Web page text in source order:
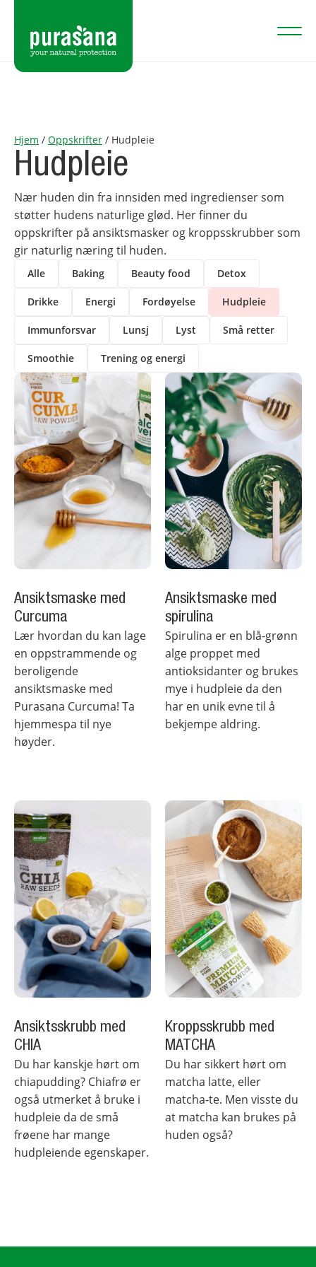
Hjem / Oppskrifter / Hudpleie
Hudpleie
Nær huden din fra innsiden med ingredienser som
støtter hudens naturlige glød. Her finner du
oppskrifter på ansiktsmasker og kroppsskrubber som
gir naturlig næring til huden.
Alle Baking Beauty food Detox
Drikke Energi Fordøyelse Hudpleie
Immunforsvar Lunsj Lyst Små retter
Smoothie Trening og energi
Ansiktsmaske med
Curcuma
Lær hvordan du kan lage
en oppstrammende og
beroligende
ansiktsmaske med
Purasana Curcuma! Ta
hjemmespa til nye
høyder.
Ansiktsmaske med
spirulina
Spirulina er en blå-grønn
alge proppet med
antioksidanter og brukes
mye i hudpleie da den
har en unik evne til å
bekjempe aldring.
Ansiktsskrubb med
CHIA
Du har kanskje hørt om
chiapudding? Chiafrø er
også utmerket å bruke i
hudpleie da de små
frøene har mange
hudpleiende egenskaper.
Kroppsskrubb med
MATCHA
Du har sikkert hørt om
matcha latte, eller
matcha-te. Men visste du
at matcha kan brukes på
huden også?